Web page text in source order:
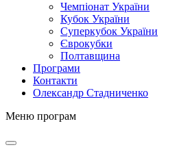
Чемпіонат України
Кубок України
Суперкубок України
Єврокубки
Полтавщина
Програми
Контакти
Олександр Стадниченко
Меню програм